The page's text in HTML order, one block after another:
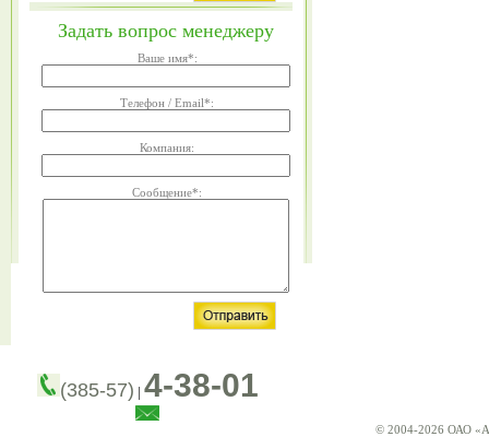
Задать вопрос менеджеру
Ваше имя*:
Телефон / Email*:
Компания:
Сообщение*:
(385-57) 4-38-01
© 2004-2026 ОАО